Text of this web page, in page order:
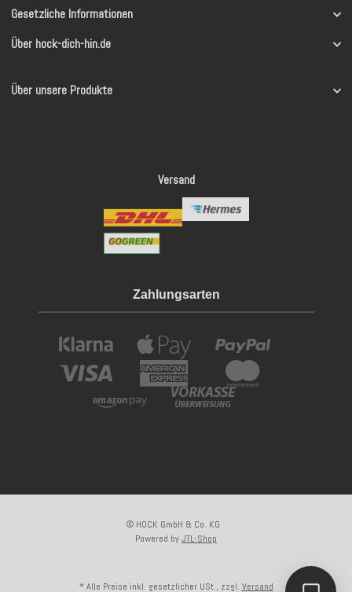
Gesetzliche Informationen
Über hock-dich-hin.de
Über unsere Produkte
Versand
Zahlungsarten
© HOCK GmbH & Co. KG
Powered byJTL-Shop
* Alle Preise inkl. gesetzlicher USt., zzgl. Versand